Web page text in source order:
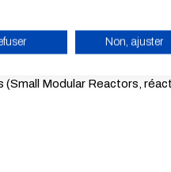
à Edvance comme
Takenouti travaille à la
(Small Modular Reactors,
Non, ajuster